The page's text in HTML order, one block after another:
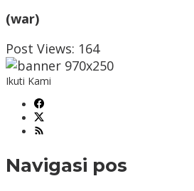
(war)
Post Views: 164
Ikuti Kami
Navigasi pos